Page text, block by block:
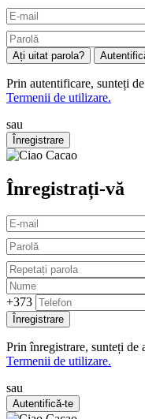
Ați uitat parola?
Prin autentificare, sunteți
Termenii de utilizare.
sau
Înregistrare
Înregistrați-vă
+373
Înregistrare
Prin înregistrare, sunteți de
Termenii de utilizare.
sau
Autentifică-te